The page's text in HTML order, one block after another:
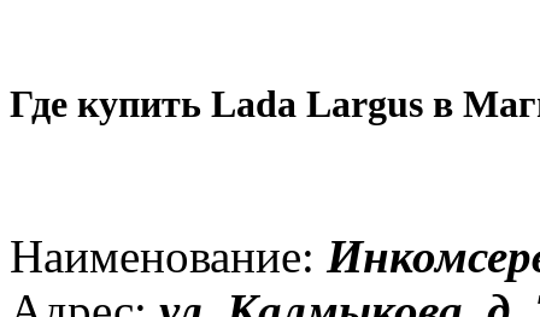
Где купить Lada Largus в
Наименование: